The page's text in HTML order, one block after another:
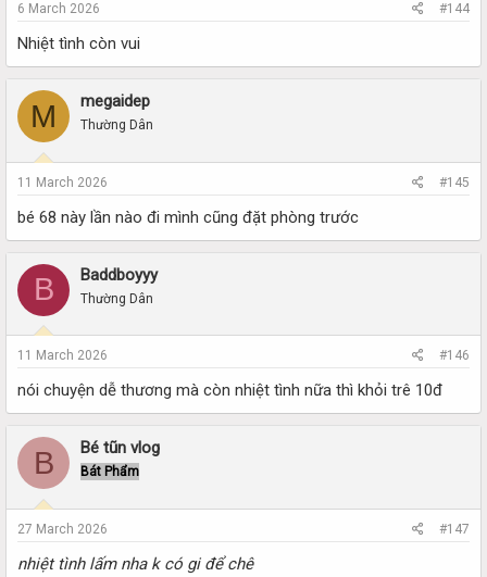
6 March 2026 #144
Nhiệt tình còn vui
M megaidep
Thường Dân
11 March 2026 #145
bé 68 này lần nào đi mình cũng đặt phòng trước
B Baddboyyy
Thường Dân
11 March 2026 #146
nói chuyện dễ thương mà còn nhiệt tình nữa thì khỏi trê 10đ
B Bé tũn vlog
Bát Phẩm
27 March 2026 #147
nhiệt tình lấm nha k có gi để chê